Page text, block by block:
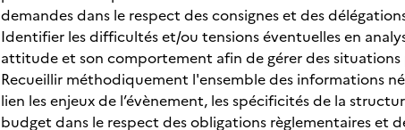
demandes dans le respect des consignes et des
Identifier les difficultés et/ou tensions éventuelles en
attitude et son comportement afin de gérer des situations
Recueillir méthodiquement l'ensemble des informations
lien les enjeux de l’évènement, les spécificités de la
budget dans le respect des obligations règlementaires et